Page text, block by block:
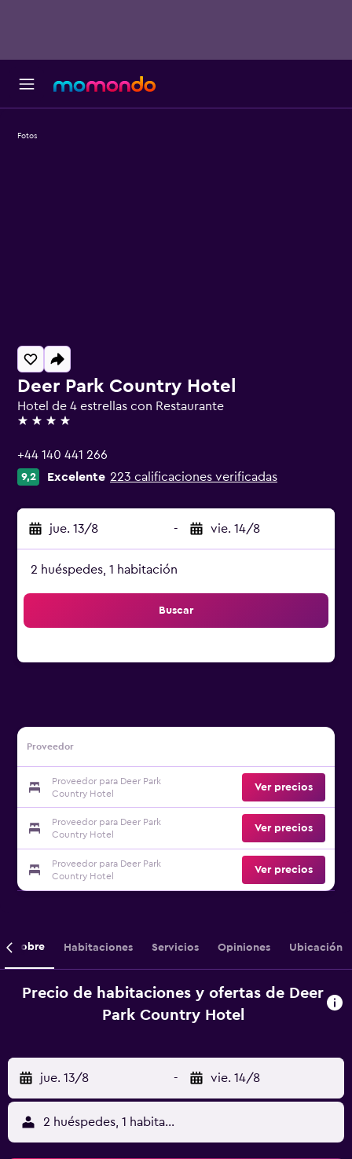
Deer Park Country Hotel
Hotel de 4 estrellas con Restaurante
4 estrellas
+44 140 441 266
9,2 Excelente 223 calificaciones verificadas
jue. 13/8 - vie. 14/8
2 huéspedes, 1 habitación
Buscar
Proveedor
Proveedor para Deer Park
Country Hotel
Ver precios
Proveedor para Deer Park
Country Hotel
Ver precios
Proveedor para Deer Park
Country Hotel
Ver precios
Fotos
Sobre Habitaciones Servicios Opiniones Ubicación
Precio de habitaciones y ofertas de Deer
Park Country Hotel
jue. 13/8 - vie. 14/8
2 huéspedes, 1 habitación